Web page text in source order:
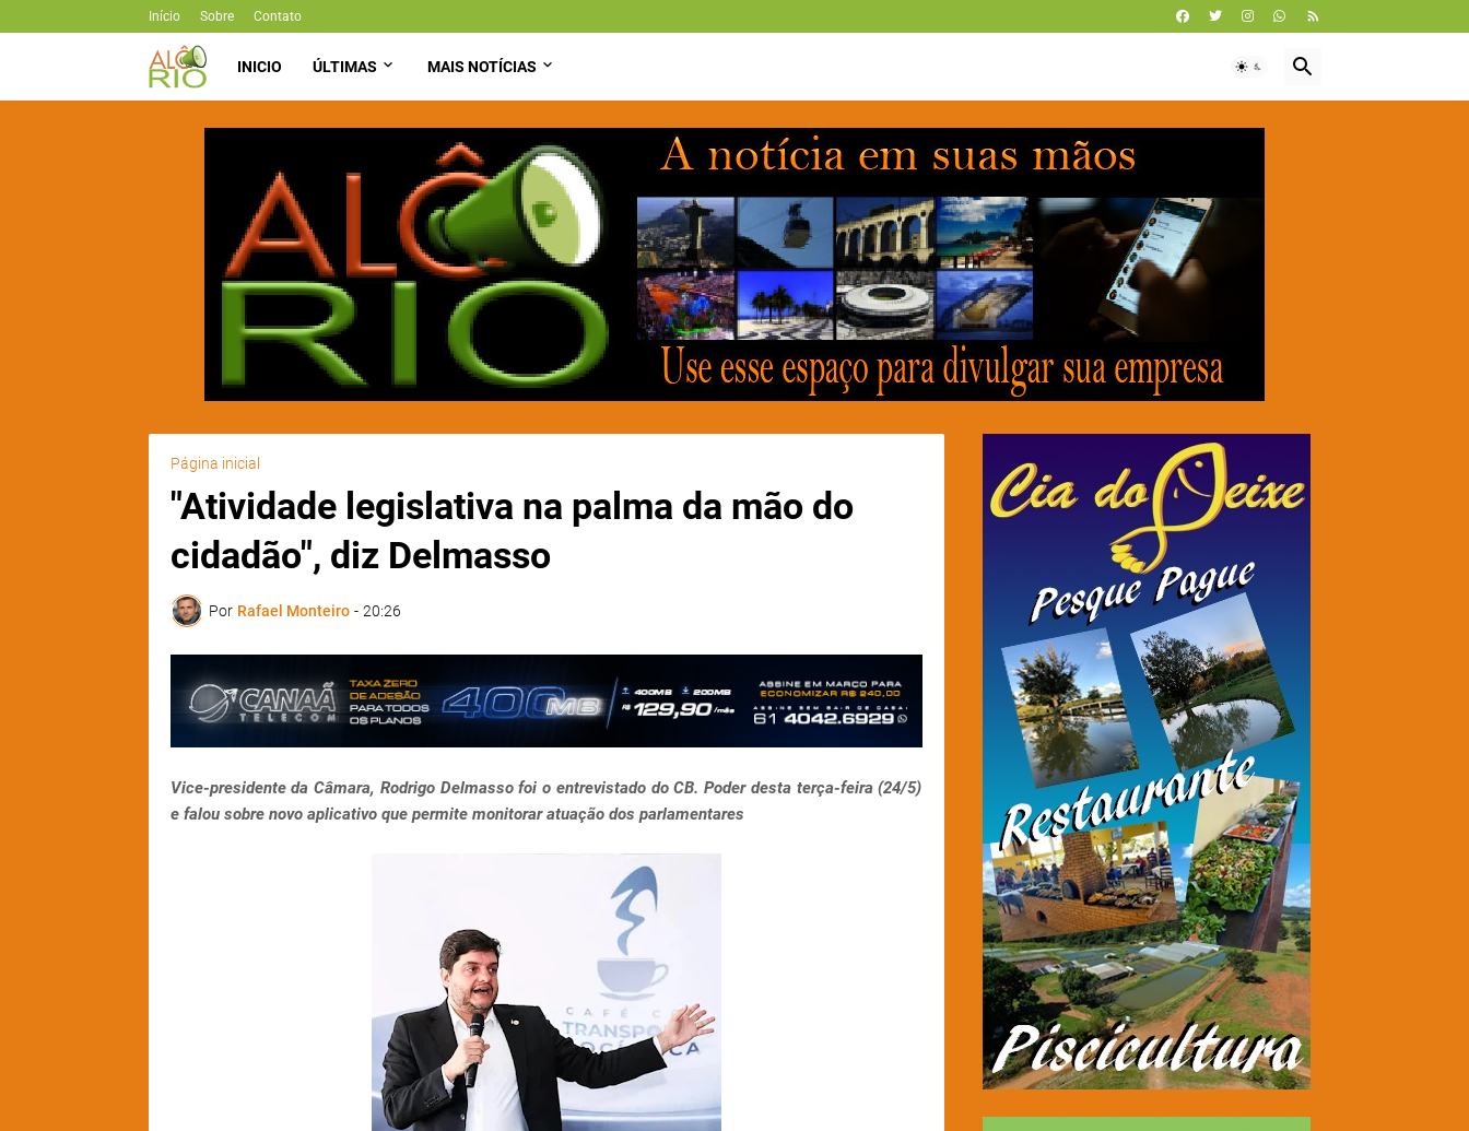
Início Sobre Contato
INICIO ÚLTIMAS MAIS NOTÍCIAS
Página inicial
"Atividade legislativa na palma da mão do
cidadão", diz Delmasso
Por Rafael Monteiro - 20:26
Vice-presidente da Câmara, Rodrigo Delmasso foi o entrevistado do CB. Poder desta terça-feira (24/5)
e falou sobre novo aplicativo que permite monitorar atuação dos parlamentares